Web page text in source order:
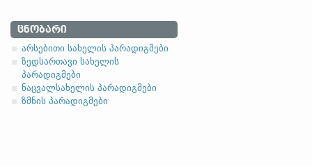
ᲪᲜᲝᲑᲐᲠᲘ
არსებითი სახელის პარადიგმები
ზედსართავი სახელის
პარადიგმები
ნაცვალსახელის პარადიგმები
ზმნის პარადიგმები